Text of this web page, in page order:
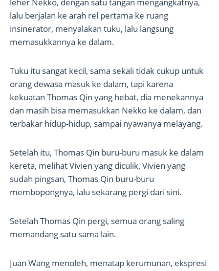
lalu berjalan ke arah rel pertama ke ruang
insinerator, menyalakan tuku, lalu langsung
memasukkannya ke dalam.
Tuku itu sangat kecil, sama sekali tidak cukup untuk
orang dewasa masuk ke dalam, tapi karena
kekuatan Thomas Qin yang hebat, dia menekannya
dan masih bisa memasukkan Nekko ke dalam, dan
terbakar hidup-hidup, sampai nyawanya melayang.
Setelah itu, Thomas Qin buru-buru masuk ke dalam
kereta, melihat Vivien yang diculik, Vivien yang
sudah pingsan, Thomas Qin buru-buru
membopongnya, lalu sekarang pergi dari sini.
Setelah Thomas Qin pergi, semua orang saling
memandang satu sama lain.
Juan Wang menoleh, menatap kerumunan, ekspresi